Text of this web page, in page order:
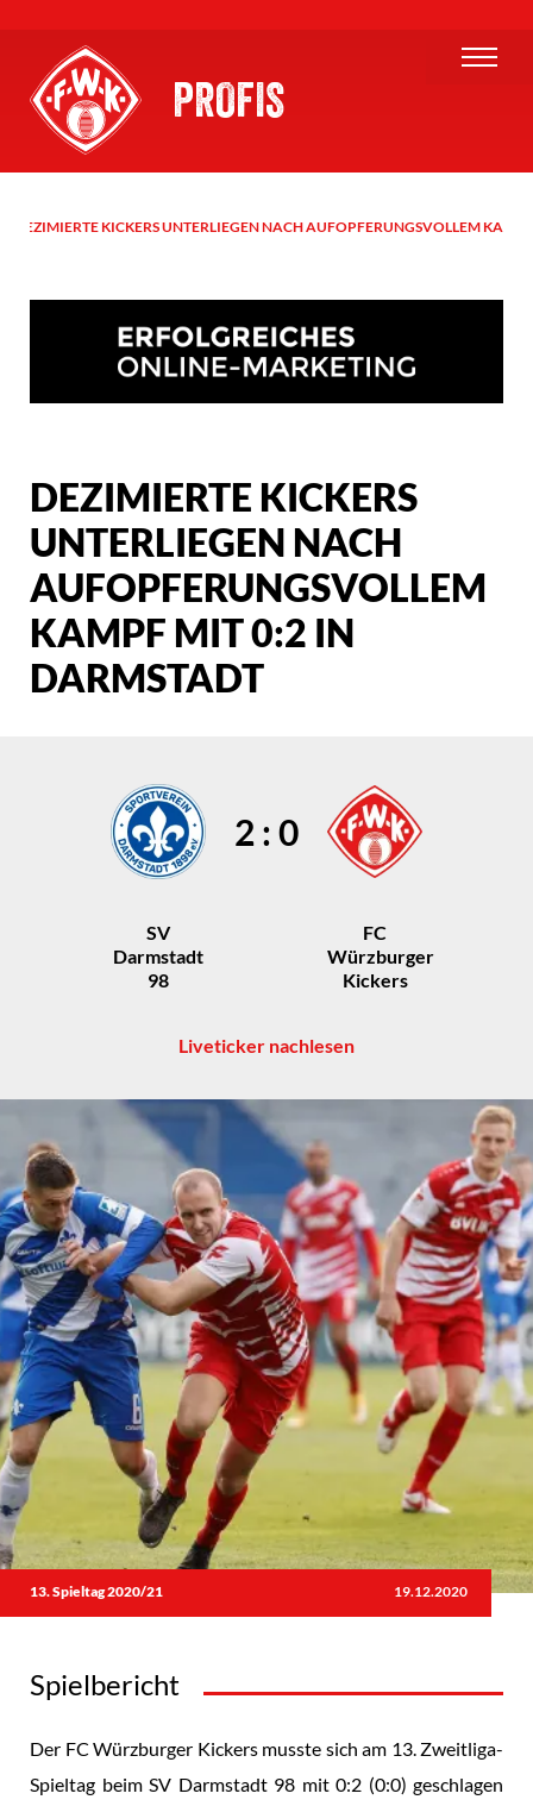
PROFIS
DEZIMIERTE KICKERS UNTERLIEGEN NACH AUFOPFERUNGSVOLLEM
DEZIMIERTE KICKERS
UNTERLIEGEN NACH
AUFOPFERUNGSVOLLEM
KAMPF MIT 0:2 IN
DARMSTADT
SV
Darmstadt
98
2 : 0
FC
Würzburger
Kickers
Liveticker nachlesen
13. Spieltag 2020/21 19.12.2020
Spielbericht
Der FC Würzburger Kickers musste sich am 13. Zweitliga-
Spieltag beim SV Darmstadt 98 mit 0:2 (0:0) geschlagen